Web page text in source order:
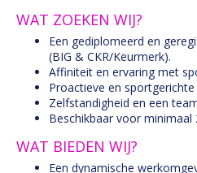
WAT ZOEKEN WIJ?
Een gediplomeerd en
(BIG & CKR/Keurmerk).
Affiniteit en ervaring met
Proactieve en
Zelfstandigheid en een
Beschikbaar voor minimaal
WAT BIEDEN WIJ?
Een dynamische